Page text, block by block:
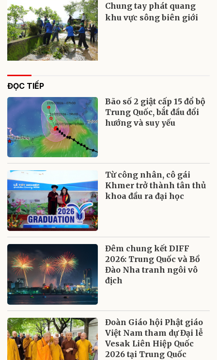
Chung tay phát quang
khu vực sông biên giới
ĐỌC TIẾP
Bão số 2 giật cấp 15 đổ bộ
Trung Quốc, bắt đầu đổi
hướng và suy yếu
Từ công nhân, cô gái
Khmer trở thành tân thủ
khoa đầu ra đại học
Đêm chung kết DIFF
2026: Trung Quốc và Bồ
Đào Nha tranh ngôi vô
địch
Đoàn Giáo hội Phật giáo
Việt Nam tham dự Đại lễ
Vesak Liên Hiệp Quốc
2026 tại Trung Quốc